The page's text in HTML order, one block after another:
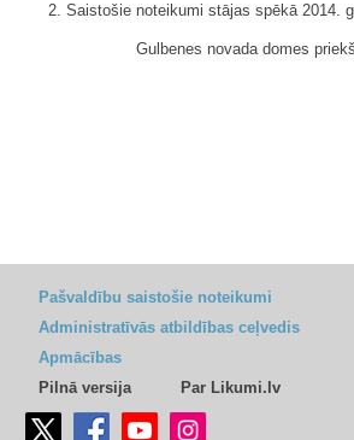
2. Saistošie noteikumi stājas spēkā 2014.
Gulbenes novada domes
Pašvaldību saistošie noteikumi
Administratīvās atbildības ceļvedis
Apmācības
Pilnā versija
Par Likumi.lv